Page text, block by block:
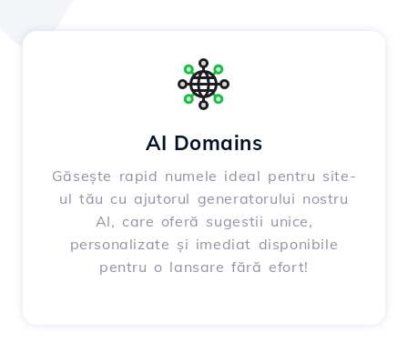
AI Domains
Găsește rapid numele ideal pentru site-
ul tău cu ajutorul generatorului nostru
AI, care oferă sugestii unice,
personalizate și imediat disponibile
pentru o lansare fără efort!